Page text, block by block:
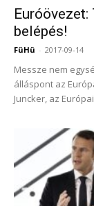
belépés!
FüHü - 2017-09-14
Messze nem
álláspont az
Juncker, az